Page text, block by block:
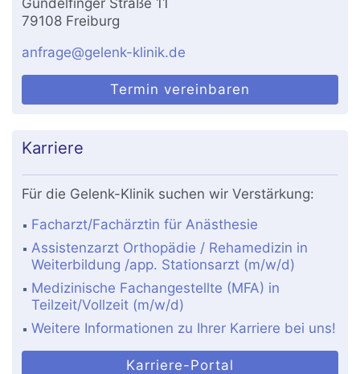
79108 Freiburg
anfrage@gelenk-klinik.de
Termin vereinbaren
Karriere
Für die Gelenk-Klinik suchen wir Verstärkung:
Facharzt/Fachärztin für Anästhesie
Assistenzarzt Orthopädie / Rehamedizin in
Weiterbildung /app. Stationsarzt (m/w/d)
Medizinische Fachangestellte (MFA) in
Teilzeit/Vollzeit (m/w/d)
Weitere Informationen zu Ihrer Karriere bei uns!
Karriere-Portal